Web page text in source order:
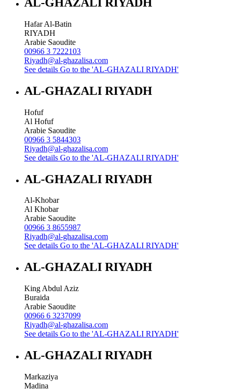
Hafar Al-Batin
RIYADH
Arabie Saoudite
00966 3 7222103
Riyadh@al-ghazalisa.com
See details Go to the 'AL-GHAZALI RIYADH'
AL-GHAZALI RIYADH
Hofuf
Al Hofuf
Arabie Saoudite
00966 3 5844303
Riyadh@al-ghazalisa.com
See details Go to the 'AL-GHAZALI RIYADH'
AL-GHAZALI RIYADH
Al-Khobar
Al Khobar
Arabie Saoudite
00966 3 8655987
Riyadh@al-ghazalisa.com
See details Go to the 'AL-GHAZALI RIYADH'
AL-GHAZALI RIYADH
King Abdul Aziz
Buraida
Arabie Saoudite
00966 6 3237099
Riyadh@al-ghazalisa.com
See details Go to the 'AL-GHAZALI RIYADH'
AL-GHAZALI RIYADH
Markaziya
Madina